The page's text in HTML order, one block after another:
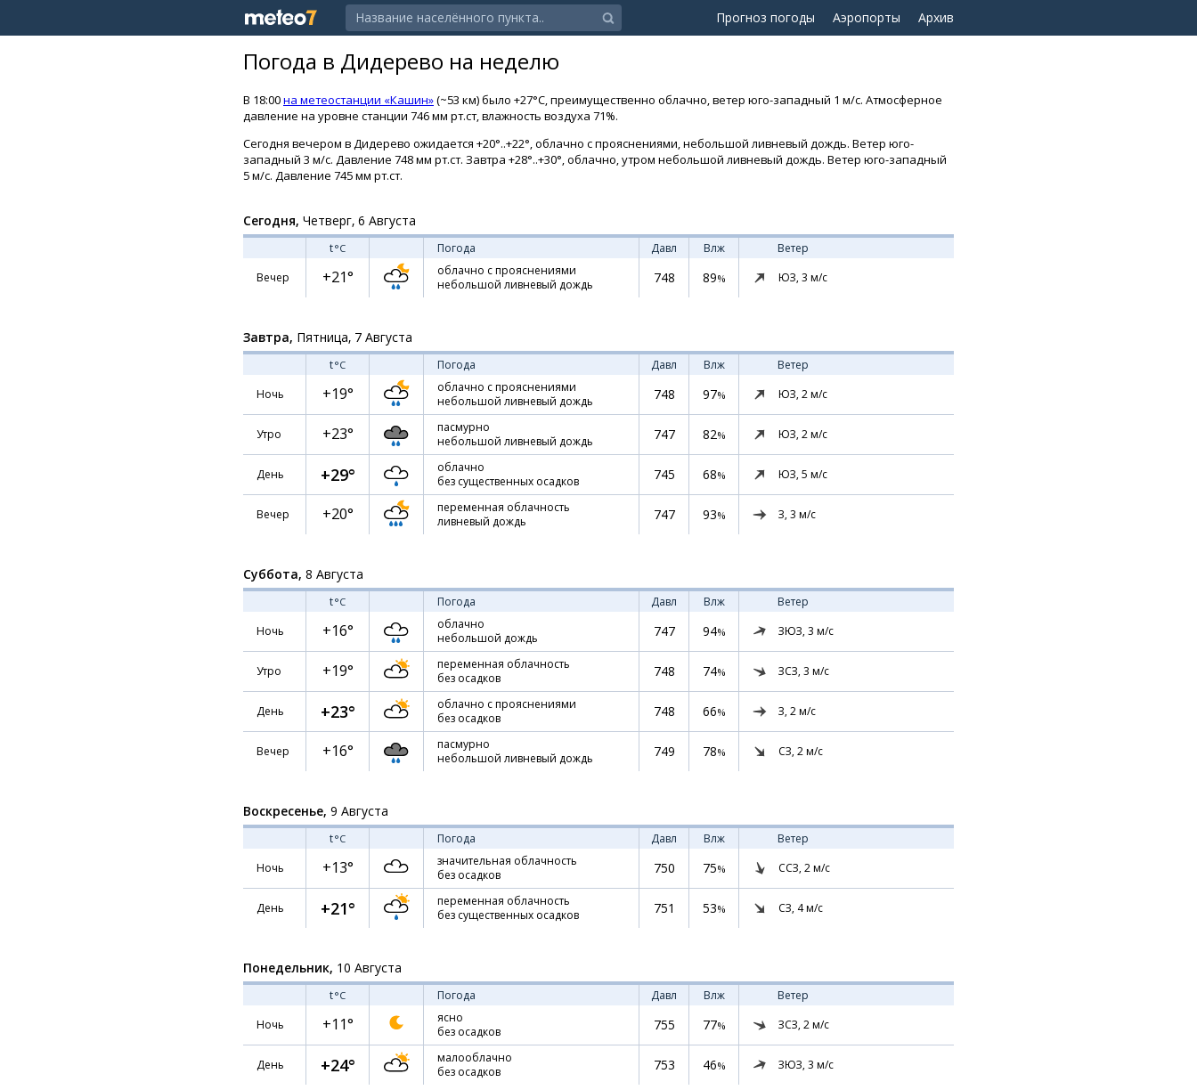
Прогноз погоды Аэропорты Архив
Погода в Дидерево на неделю
В 18:00на метеостанции «Кашин»(~53 км) было +27°C, преимущественно облачно, ветер юго-западный 1 м/с. Атмосферное
давление на уровне станции 746 мм рт.ст, влажность воздуха 71%.
Сегодня вечером в Дидерево ожидается +20°..+22°, облачно с прояснениями, небольшой ливневый дождь. Ветер юго-
западный 3 м/с. Давление 748 мм рт.ст. Завтра +28°..+30°, облачно, утром небольшой ливневый дождь. Ветер юго-западный
5 м/с. Давление 745 мм рт.ст.
Сегодня, Четверг, 6 Августа
t°C Погода Давл Влж
Ветер
Вечер
+21°
облачно с прояснениями
небольшой ливневый дождь
748 89% ЮЗ, 3 м/с
Завтра, Пятница, 7 Августа
t°C Погода Давл Влж
Ветер
Ночь
+19°
облачно с прояснениями
небольшой ливневый дождь
748 97% ЮЗ, 2м/с
Утро +23°
пасмурно
небольшой ливневый дождь
747 82% ЮЗ, 2м/с
День +29°
облачно
без существенных осадков
745 68% ЮЗ, 5 м/с
Вечер +20°
переменная облачность
ливневый дождь
747 93% З, 3 м/с
Суббота, 8 Августа
t°C Погода Давл Влж
Ветер
Ночь
+16°
облачно
небольшой дождь
747 94% ЗЮЗ, 3 м/с
Утро +19°
переменная облачность
без осадков
748 74% ЗСЗ, 3 м/с
День +23°
облачно с прояснениями
без осадков
748 66% З, 2м/с
Вечер +16°
пасмурно
небольшой ливневый дождь
749 78% СЗ, 2м/с
Воскресенье, 9 Августа
t°C Погода Давл Влж
Ветер
Ночь
+13°
значительная облачность
без осадков
750 75% ССЗ, 2м/с
День +21°
переменная облачность
без существенных осадков
751 53% СЗ, 4м/с
Понедельник, 10 Августа
t°C Погода Давл Влж
Ветер
Ночь
+11°
ясно
без осадков
755 77% ЗСЗ, 2м/с
День +24°
малооблачно
без осадков
753 46% ЗЮЗ, 3 м/с